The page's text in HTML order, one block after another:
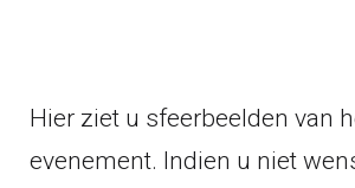
Hier ziet u sfeerbeelden van
evenement. Indien u niet